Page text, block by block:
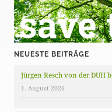
NEUESTE BEITRÄGE
Jürgen Resch von der
1. August 2026